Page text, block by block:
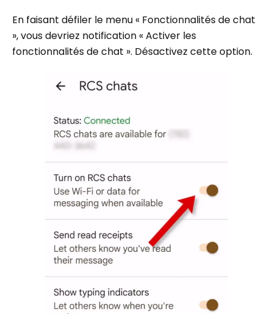
En faisant défiler le menu « Fonctionnalités de chat
», vous devriez notification « Activer les
fonctionnalités de chat ». Désactivez cette option.